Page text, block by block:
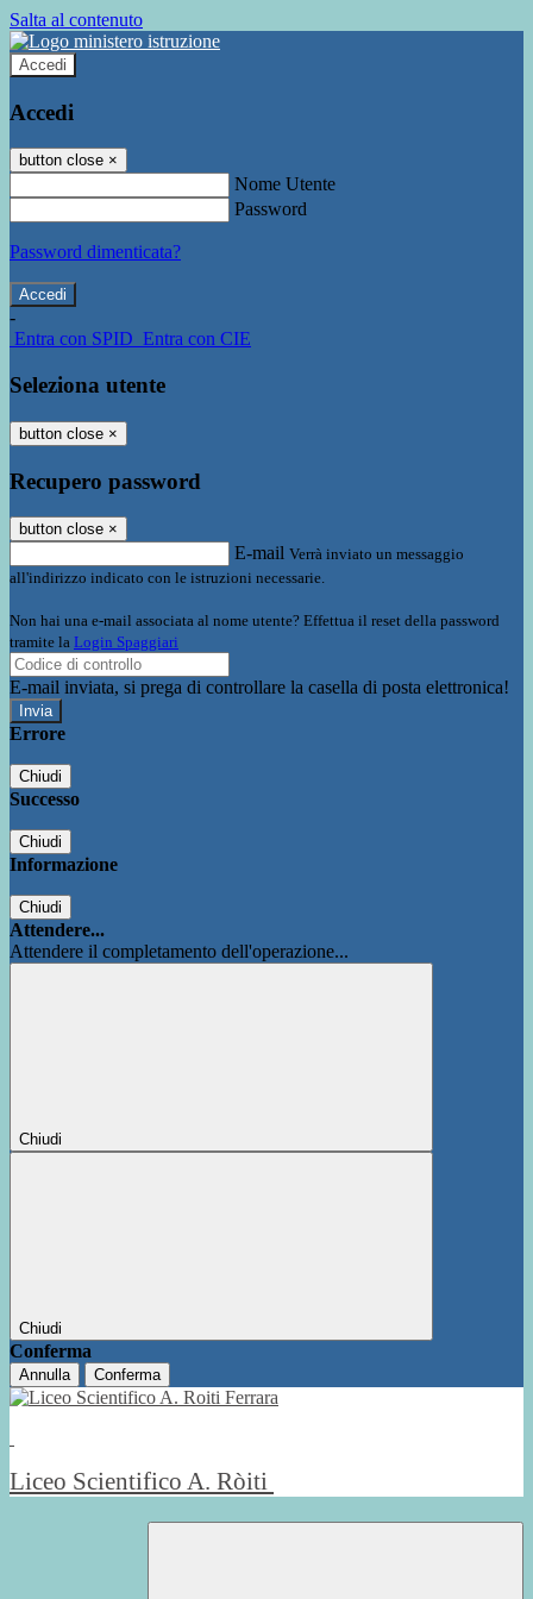
Salta al contenuto
Accedi
Accedi
button close ×
Nome Utente
Password
Password dimenticata?
-
Entra con SPID Entra con CIE
Seleziona utente
button close ×
Recupero password
button close ×
E-mail Verrà inviato un messaggio
all'indirizzo indicato con le istruzioni necessarie.
Non hai una e-mail associata al nome utente? Effettua il reset della password
tramite la Login Spaggiari
E-mail inviata, si prega di controllare la casella di posta elettronica!
Errore
Chiudi
Successo
Chiudi
Informazione
Chiudi
Attendere...
Attendere il completamento dell'operazione...
Chiudi
Chiudi
Conferma
Annulla Conferma
Liceo Scientifico A. Ròiti